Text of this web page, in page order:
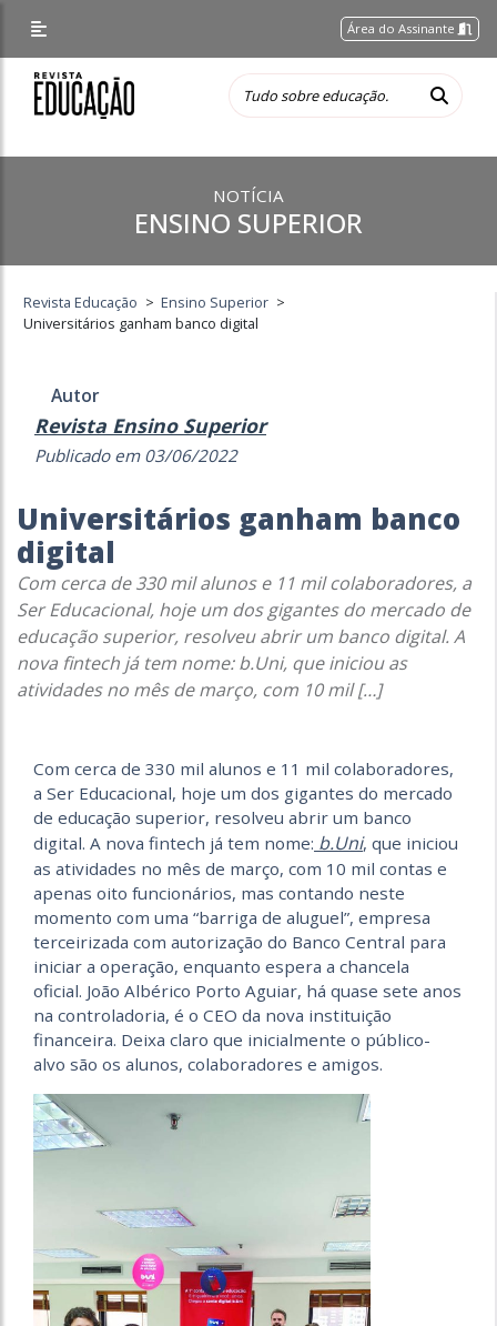
Área do Assinante
NOTÍCIA
ENSINO SUPERIOR
Revista Educação > Ensino Superior >
Universitários ganham banco digital
Autor
Revista Ensino Superior
Publicado em 03/06/2022
Universitários ganham banco
digital
Com cerca de 330 mil alunos e 11 mil colaboradores, a
Ser Educacional, hoje um dos gigantes do mercado de
educação superior, resolveu abrir um banco digital. A
nova fintech já tem nome: b.Uni, que iniciou as
atividades no mês de março, com 10 mil […]
Com cerca de 330 mil alunos e 11 mil colaboradores,
a Ser Educacional, hoje um dos gigantes do mercado
de educação superior, resolveu abrir um banco
digital. A nova fintech já tem nome: b.Uni, que iniciou
as atividades no mês de março, com 10 mil contas e
apenas oito funcionários, mas contando neste
momento com uma “barriga de aluguel”, empresa
terceirizada com autorização do Banco Central para
iniciar a operação, enquanto espera a chancela
oficial. João Albérico Porto Aguiar, há quase sete anos
na controladoria, é o CEO da nova instituição
financeira. Deixa claro que inicialmente o público-
alvo são os alunos, colaboradores e amigos.